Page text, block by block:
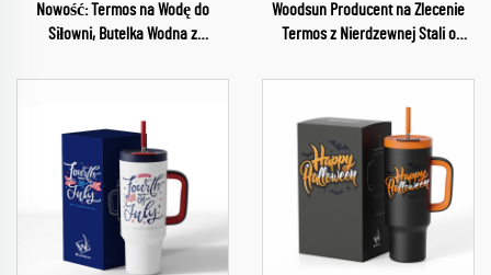
Nowość: Termos na Wodę do
Siłowni, Butelka Wodna z
Izolacją ze Stali Nierdzewnej na
Woodsun Producent na Zlecenie
Termos z Nierdzewnej Stali o